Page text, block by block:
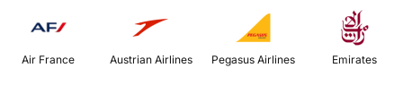
Air France Austrian Airlines Emirates